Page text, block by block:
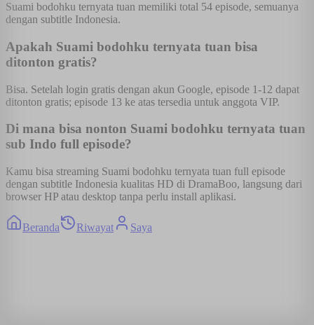
Suami bodohku ternyata tuan memiliki total 54 episode, semuanya
dengan subtitle Indonesia.
Apakah Suami bodohku ternyata tuan bisa
ditonton gratis?
Bisa. Setelah login gratis dengan akun Google, episode 1-12 dapat
ditonton gratis; episode 13 ke atas tersedia untuk anggota VIP.
Di mana bisa nonton Suami bodohku ternyata tuan
sub Indo full episode?
Kamu bisa streaming Suami bodohku ternyata tuan full episode
dengan subtitle Indonesia kualitas HD di DramaBoo, langsung dari
browser HP atau desktop tanpa perlu install aplikasi.
Beranda Riwayat Saya